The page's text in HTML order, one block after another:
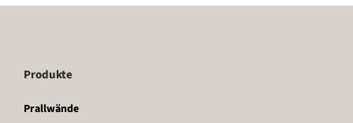
Produkte
Prallwände